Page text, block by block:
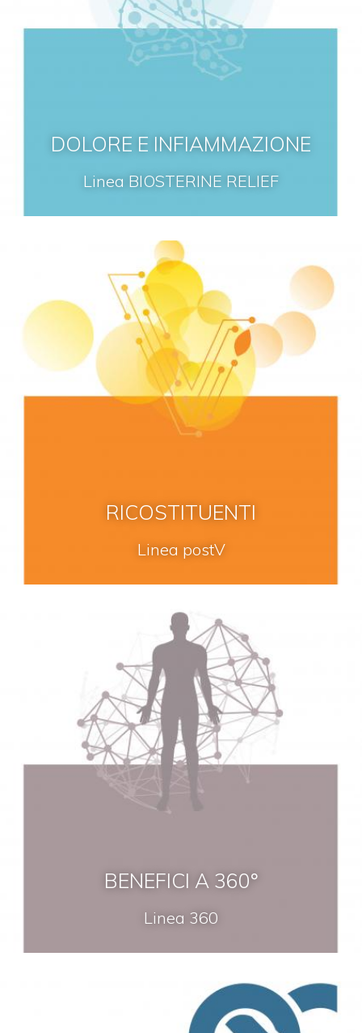
DOLORE E INFIAMMAZIONE
Linea BIOSTERINE RELIEF
RICOSTITUENTI
Linea postV
BENEFICI A 360°
Linea 360